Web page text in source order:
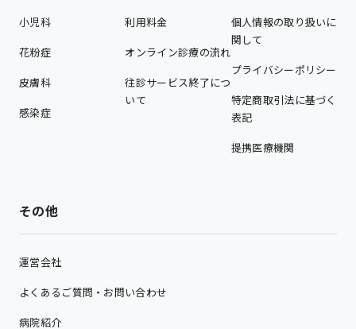
小児科
花粉症
皮膚科
感染症
利用料金
オンライン診療の流れ
往診サービス終了につ
いて
個人情報の取り扱いに
関して
プライバシーポリシー
特定商取引法に基づく
表記
提携医療機関
その他
運営会社
よくあるご質問・お問い合わせ
病院紹介